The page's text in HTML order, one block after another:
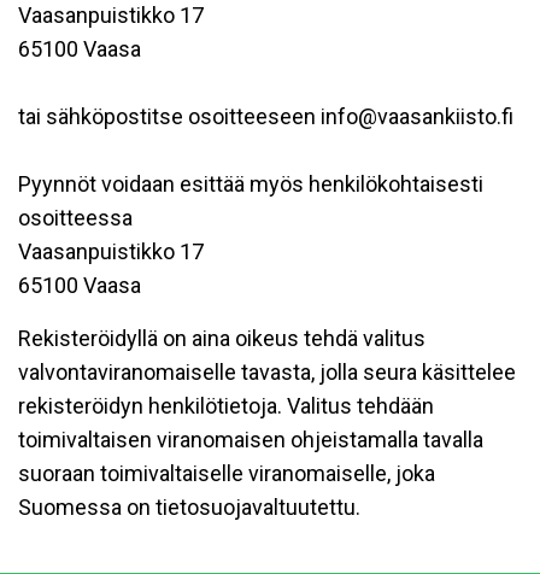
Vaasanpuistikko 17
65100 Vaasa
tai sähköpostitse osoitteeseen info@vaasankiisto.fi
Pyynnöt voidaan esittää myös henkilökohtaisesti
osoitteessa
Vaasanpuistikko 17
65100 Vaasa
Rekisteröidyllä on aina oikeus tehdä valitus
valvontaviranomaiselle tavasta, jolla seura käsittelee
rekisteröidyn henkilötietoja. Valitus tehdään
toimivaltaisen viranomaisen ohjeistamalla tavalla
suoraan toimivaltaiselle viranomaiselle, joka
Suomessa on tietosuojavaltuutettu.